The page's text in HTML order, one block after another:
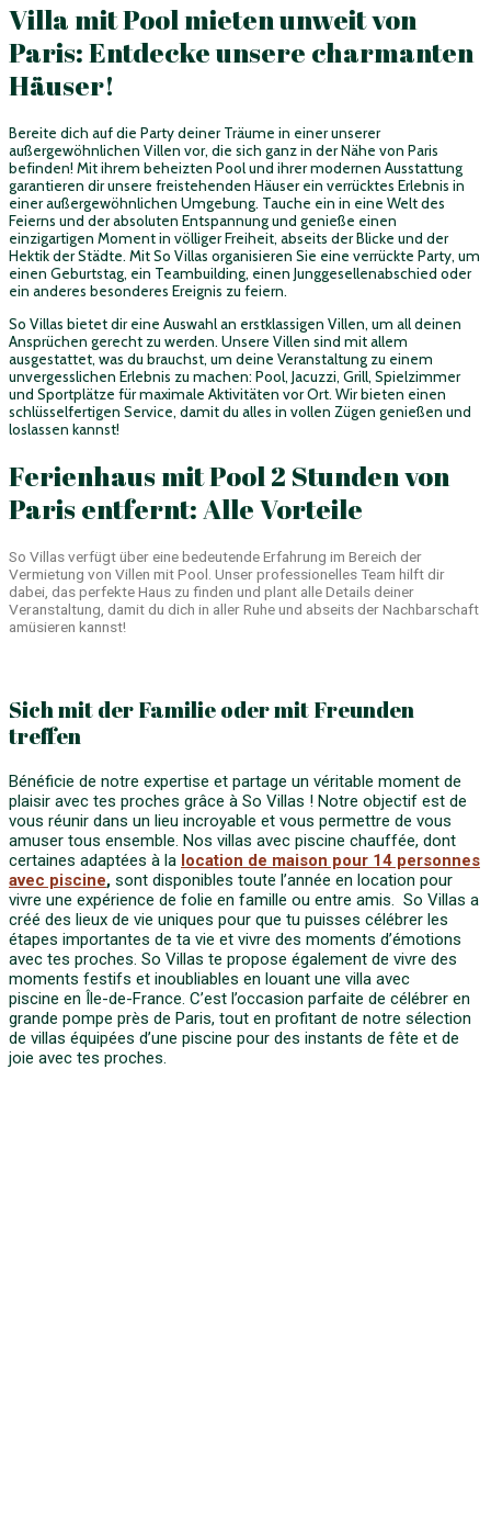
Villa mit Pool mieten unweit von
Paris: Entdecke unsere charmanten
Häuser!
Bereite dich auf die Party deiner Träume in einer unserer
außergewöhnlichen Villen vor, die sich ganz in der Nähe von Paris
befinden! Mit ihrem beheizten Pool und ihrer modernen Ausstattung
garantieren dir unsere freistehenden Häuser ein verrücktes Erlebnis in
einer außergewöhnlichen Umgebung. Tauche ein in eine Welt des
Feierns und der absoluten Entspannung und genieße einen
einzigartigen Moment in völliger Freiheit, abseits der Blicke und der
Hektik der Städte. Mit So Villas organisieren Sie eine verrückte Party, um
einen Geburtstag, ein Teambuilding, einen Junggesellenabschied oder
ein anderes besonderes Ereignis zu feiern.
So Villas bietet dir eine Auswahl an erstklassigen Villen, um all deinen
Ansprüchen gerecht zu werden. Unsere Villen sind mit allem
ausgestattet, was du brauchst, um deine Veranstaltung zu einem
unvergesslichen Erlebnis zu machen: Pool, Jacuzzi, Grill, Spielzimmer
und Sportplätze für maximale Aktivitäten vor Ort. Wir bieten einen
schlüsselfertigen Service, damit du alles in vollen Zügen genießen und
loslassen kannst!
Ferienhaus mit Pool 2 Stunden von
Paris entfernt: Alle Vorteile
So Villas verfügt über eine bedeutende Erfahrung im Bereich der
Vermietung von Villen mit Pool. Unser professionelles Team hilft dir
dabei, das perfekte Haus zu finden und plant alle Details deiner
Veranstaltung, damit du dich in aller Ruhe und abseits der Nachbarschaft
amüsieren kannst!
Sich mit der Familie oder mit Freunden
treffen
Bénéficie de notre expertise et partage un véritable moment de
plaisir avec tes proches grâce à So Villas ! Notre objectif est de
vous réunir dans un lieu incroyable et vous permettre de vous
amuser tous ensemble. Nos villas avec piscine chauffée, dont
certaines adaptées à la location de maison pour 14 personnes
avec piscine, sont disponibles toute l’année en location pour
vivre une expérience de folie en famille ou entre amis. So Villas a
créé des lieux de vie uniques pour que tu puisses célébrer les
étapes importantes de ta vie et vivre des moments d’émotions
avec tes proches. So Villas te propose également de vivre des
moments festifs et inoubliables en louant une villa avec
piscine en Île-de-France. C’est l’occasion parfaite de célébrer en
grande pompe près de Paris, tout en profitant de notre sélection
de villas équipées d’une piscine pour des instants de fête et de
joie avec tes proches.